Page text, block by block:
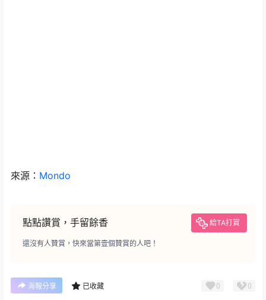
來源： Mondo
點點讚賞，手留餘香 給TA打賞
還沒有人贊賞，快來當第壹個贊賞的人吧！
海報分享 已收藏 0 0